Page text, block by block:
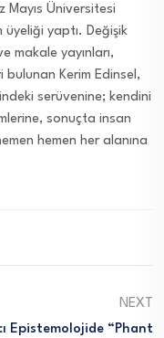
Mayıs Üniversitesi
üyeliği yaptı. Değişik
makale yayınları,
bulunan Kerim Edinsel,
serüvenine; kendini
sonuçta insan
hemen her alanına
NEXT
Epistemolojide “Phant